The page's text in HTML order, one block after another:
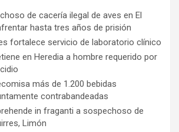
de cacería ilegal de aves en El
hasta tres años de prisión
fortalece servicio de laboratorio clínico
en Heredia a hombre requerido por
más de 1.200 bebidas
contrabandeadas
in fraganti a sospechoso de
Limón